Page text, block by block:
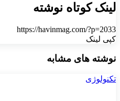
لینک کوتاه نوشته
https://havinmag.com/?p=2033
کپی لینک
نوشته های مشابه
تکنولوژی